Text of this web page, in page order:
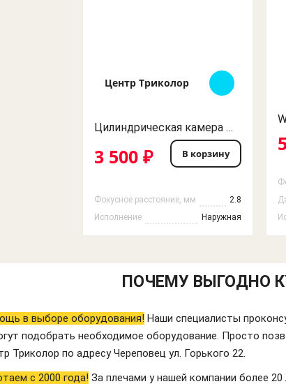
Центр Триколор
Цилиндрическая камера видеонаблюдения уличная ASG ZipU55e28 IP 5MP 2,8мм POE и 12V
3 500 ₽ В корзину
Фокусное расстояние, мм
2.8
Исполнение
Наружная
ПОЧЕМУ ВЫГОДНО
в выборе оборудования! Наши специалисты
подобрать необходимое оборудование. Просто
Триколор по адресу Череповец ул. Горького 22.
с 2000 года! За плечами у нашей компании более